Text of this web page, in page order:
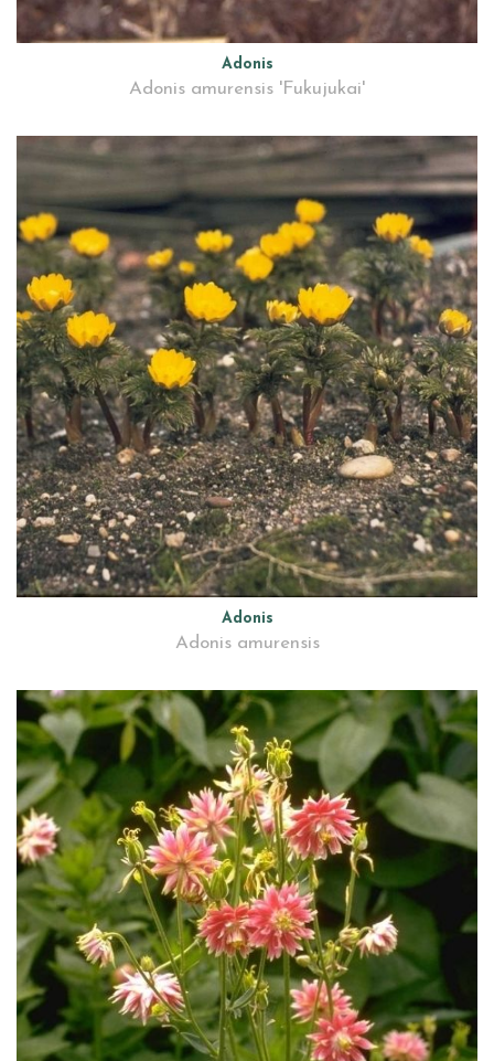
Adonis
Adonis amurensis 'Fukujukai'
Adonis
Adonis amurensis